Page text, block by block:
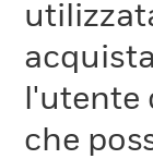
l'utente
che